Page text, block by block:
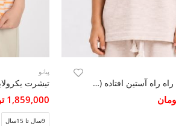
تیشرت ژاکارد راه راه آستین افتاده (ست با کد 11468)
پیانو
تیشرت
1,859,000 تومان
9سال تا 15سال